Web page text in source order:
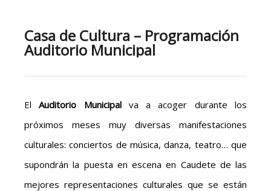
Casa de Cultura – Programación
Auditorio Municipal
ElAuditorio Municipalva a acoger durante los
próximos meses muy diversas manifestaciones
culturales: conciertos de música, danza, teatro… que
supondrán la puesta en escena en Caudete de las
mejores representaciones culturales que se están